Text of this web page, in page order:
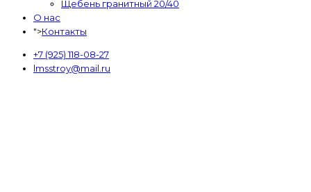
Щебень гранитный 20/40
О нас
">Контакты
+7 (925) 118-08-27
lmsstroy@mail.ru